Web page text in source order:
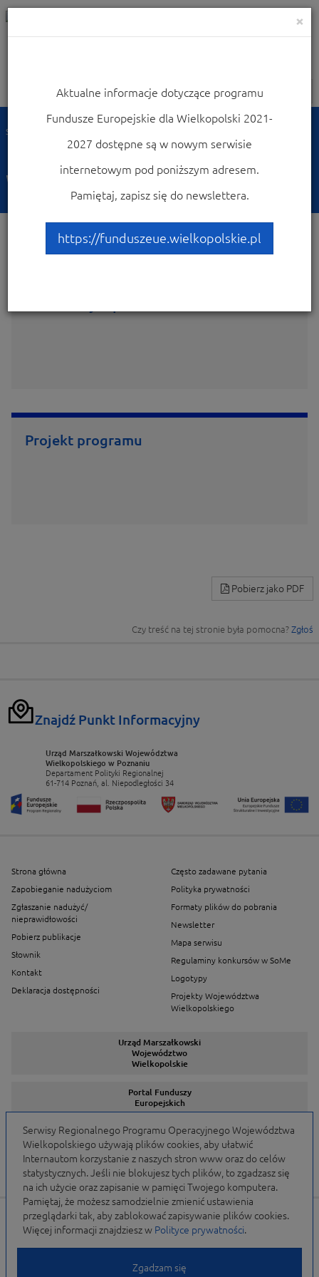
Nawigacja
Strona główna
Fundusze Europejskie dla Wielkopolski 2021-2027
Wersje archiwalne
Wersje archiwalne
Projekt programu
Pobierz jako PDF
Czy treść na tej stronie była pomocna? Zgłoś
Znajdź Punkt Informacyjny
Urząd Marszałkowski Województwa
Wielkopolskiego w Poznaniu
Departament Polityki Regionalnej
61-714 Poznań, al. Niepodległości 34
Strona główna
Zapobieganie nadużyciom
Zgłaszanie nadużyć/
nieprawidłowości
Pobierz publikacje
Słownik
Kontakt
Deklaracja dostępności
Często zadawane pytania
Polityka prywatności
Formaty plików do pobrania
Newsletter
Mapa serwisu
Regulaminy konkursów w SoMe
Logotypy
Projekty Województwa
Wielkopolskiego
Urząd Marszałkowski
Województwo
Wielkopolskie
Portal Funduszy
Europejskich
Serwisy Programów
Portal finansowany przez Unię Europejską w ramach
WRPO 2007-2013 i WRPO 2014-2020 oraz budżet
Serwisy Regionalnego Programu Operacyjnego Województwa
Wielkopolskiego używają plików cookies, aby ułatwić
Internautom korzystanie z naszych stron www oraz do celów
statystycznych. Jeśli nie blokujesz tych plików, to zgadzasz się
na ich użycie oraz zapisanie w pamięci Twojego komputera.
Pamiętaj, że możesz samodzielnie zmienić ustawienia
przeglądarki tak, aby zablokować zapisywanie plików cookies.
Więcej informacji znajdziesz w Polityce prywatności.
Zgadzam się
×
Aktualne informacje dotyczące programu
Fundusze Europejskie dla Wielkopolski 2021-
2027 dostępne są w nowym serwisie
internetowym pod poniższym adresem.
Pamiętaj, zapisz się do newslettera.
https://funduszeue.wielkopolskie.pl